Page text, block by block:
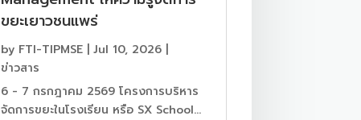
ขยะเยาวชนแพร่
by FTI-TIPMSE |Jul 10, 2026
ข่าวสาร
6 - 7 กรกฎาคม 2569 โครงการบริหาร
จัดการขยะในโรงเรียน หรือ SX School...